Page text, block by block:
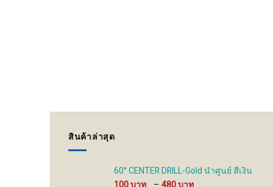
สินค้าล่าสุด
60° CENTER DRILL-Gold นำศูนย์ สีเงิน